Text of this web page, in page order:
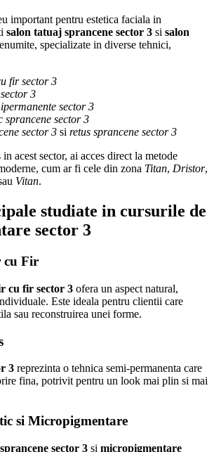
important pentru estetica faciala in
salon tatuaj sprancene sector 3 si salon
specializate in diverse tehnici,
fir sector 3
3
sector 3
sprancene sector 3
sector 3 si retus sprancene sector 3
acest sector, ai acces direct la metode
cum ar fi cele din zona Titan, Dristor,
Vitan.
studiate in cursurile de
sector 3
cu Fir
cu fir sector 3 ofera un aspect natural,
Este ideala pentru clientii care
sau reconstruirea unei forme.
3 reprezinta o tehnica semi-permanenta care
fina, potrivit pentru un look mai plin si mai
si Micropigmentare
sector 3 si micropigmentare